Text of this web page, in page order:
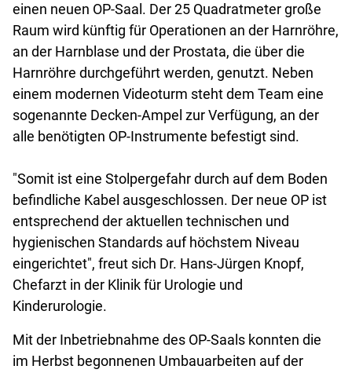
einen neuen OP-Saal. Der 25 Quadratmeter große
Raum wird künftig für Operationen an der Harnröhre,
an der Harnblase und der Prostata, die über die
Harnröhre durchgeführt werden, genutzt. Neben
einem modernen Videoturm steht dem Team eine
sogenannte Decken-Ampel zur Verfügung, an der
alle benötigten OP-Instrumente befestigt sind.
"Somit ist eine Stolpergefahr durch auf dem Boden
befindliche Kabel ausgeschlossen. Der neue OP ist
entsprechend der aktuellen technischen und
hygienischen Standards auf höchstem Niveau
eingerichtet", freut sich Dr. Hans-Jürgen Knopf,
Chefarzt in der Klinik für Urologie und
Kinderurologie.
Mit der Inbetriebnahme des OP-Saals konnten die
im Herbst begonnenen Umbauarbeiten auf der